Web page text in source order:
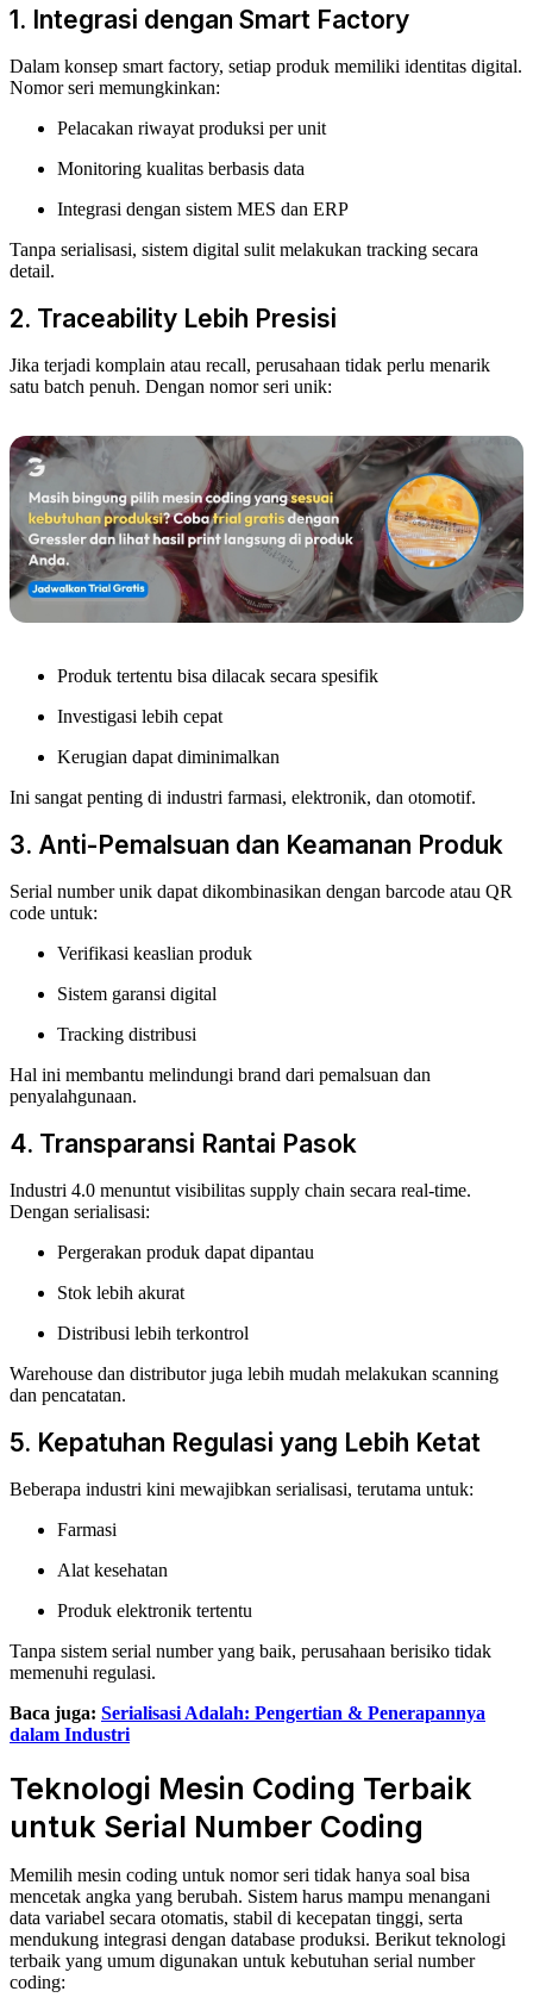
1. Integrasi dengan Smart Factory
Dalam konsep smart factory, setiap produk memiliki identitas digital.
Nomor seri memungkinkan:
Pelacakan riwayat produksi per unit
Monitoring kualitas berbasis data
Integrasi dengan sistem MES dan ERP
Tanpa serialisasi, sistem digital sulit melakukan tracking secara
detail.
2. Traceability Lebih Presisi
Jika terjadi komplain atau recall, perusahaan tidak perlu menarik
satu batch penuh. Dengan nomor seri unik:
Produk tertentu bisa dilacak secara spesifik
Investigasi lebih cepat
Kerugian dapat diminimalkan
Ini sangat penting di industri farmasi, elektronik, dan otomotif.
3. Anti-Pemalsuan dan Keamanan Produk
Serial number unik dapat dikombinasikan dengan barcode atau QR
code untuk:
Verifikasi keaslian produk
Sistem garansi digital
Tracking distribusi
Hal ini membantu melindungi brand dari pemalsuan dan
penyalahgunaan.
4. Transparansi Rantai Pasok
Industri 4.0 menuntut visibilitas supply chain secara real-time.
Dengan serialisasi:
Pergerakan produk dapat dipantau
Stok lebih akurat
Distribusi lebih terkontrol
Warehouse dan distributor juga lebih mudah melakukan scanning
dan pencatatan.
5. Kepatuhan Regulasi yang Lebih Ketat
Beberapa industri kini mewajibkan serialisasi, terutama untuk:
Farmasi
Alat kesehatan
Produk elektronik tertentu
Tanpa sistem serial number yang baik, perusahaan berisiko tidak
memenuhi regulasi.
Baca juga: Serialisasi Adalah: Pengertian & Penerapannya
dalam Industri
Teknologi Mesin Coding Terbaik
untuk Serial Number Coding
Memilih mesin coding untuk nomor seri tidak hanya soal bisa
mencetak angka yang berubah. Sistem harus mampu menangani
data variabel secara otomatis, stabil di kecepatan tinggi, serta
mendukung integrasi dengan database produksi. Berikut teknologi
terbaik yang umum digunakan untuk kebutuhan serial number
coding: